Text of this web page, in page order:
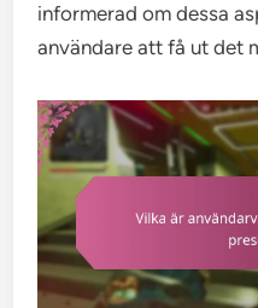
informerad om dessa
användare att få ut det